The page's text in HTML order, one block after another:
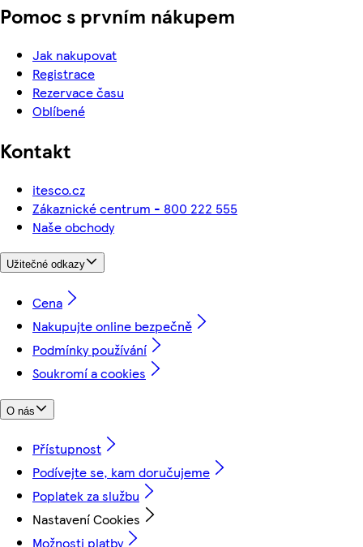
Pomoc s prvním nákupem
Jak nakupovat
Registrace
Rezervace času
Oblíbené
Kontakt
itesco.cz
Zákaznické centrum - 800 222 555
Naše obchody
Užitečné odkazy
Cena
Nakupujte online bezpečně
Podmínky používání
Soukromí a cookies
O nás
Přístupnost
Podívejte se, kam doručujeme
Poplatek za službu
Nastavení Cookies
Možnosti platby